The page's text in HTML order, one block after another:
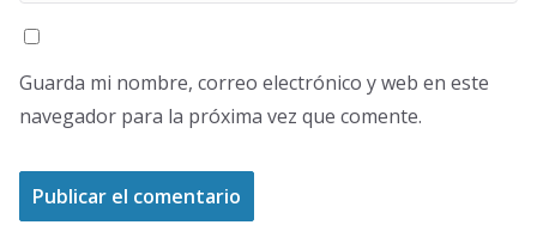
Guarda mi nombre, correo electrónico y web en este
navegador para la próxima vez que comente.